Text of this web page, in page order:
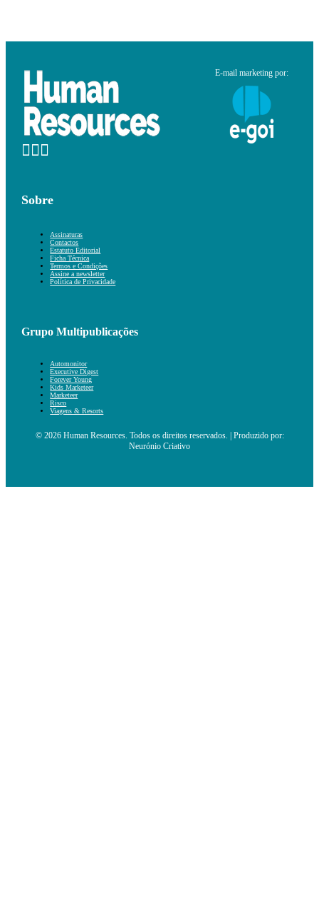
E-mail marketing por:
Sobre
Assinaturas
Contactos
Estatuto Editorial
Ficha Técnica
Termos e Condições
Assine a newsletter
Política de Privacidade
Grupo Multipublicações
Automonitor
Executive Digest
Forever Young
Kids Marketeer
Marketeer
Risco
Viagens & Resorts
© 2026 Human Resources. Todos os direitos reservados. | Produzido por:
Neurónio Criativo